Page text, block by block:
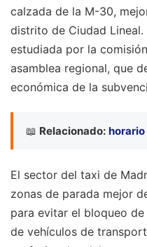
calzada de la M-30,
distrito de Ciudad
estudiada por la
asamblea regional, que
económica de la
📖 Relacionado:
El sector del taxi de
zonas de parada mejor
para evitar el bloqueo
de vehículos de